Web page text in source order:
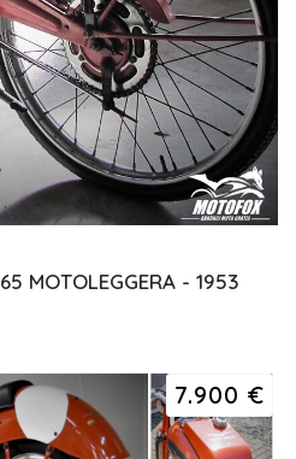
MOTOLEGGERA - 1953
7.900 €